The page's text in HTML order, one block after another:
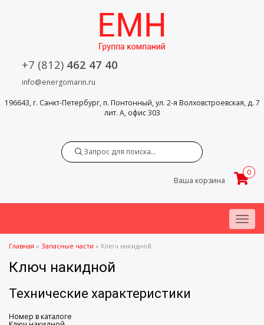
+7 (812) 462 47 40
info@energomarin.ru
196643, г. Санкт-Петербург, п. Понтонный, ул. 2-я Волховстроевская, д. 7
лит. А, офис 303
Ваша корзина
0
Menu
Главная » Запасные части » Ключ накидной
Ключ накидной
Технические характеристики
Номер в каталоге